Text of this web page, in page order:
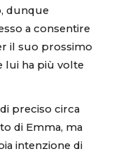
dunque
a consentire
il suo prossimo
lui ha più volte
preciso circa
di Emma, ma
intenzione di